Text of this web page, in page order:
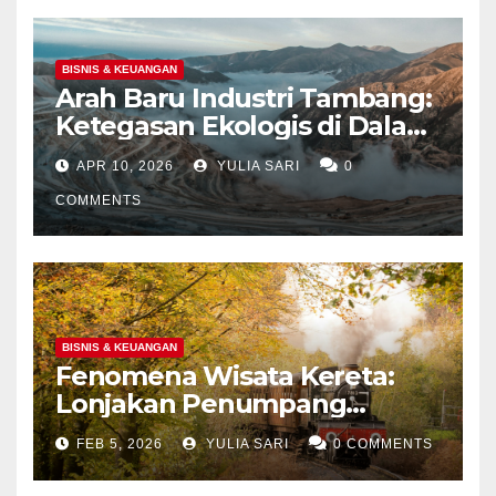
BISNIS & KEUANGAN
Arah Baru Industri Tambang:
Ketegasan Ekologis di Dalam
Negeri dan Spekulasi
Eksplorasi Laut Dalam Global
APR 10, 2026 YULIA SARI 0
COMMENTS
BISNIS & KEUANGAN
Fenomena Wisata Kereta:
Lonjakan Penumpang
Panoramic di Jawa dan
Upaya Menghidupkan
Kembali Jalur Bersejarah di
FEB 5, 2026 YULIA SARI 0 COMMENTS